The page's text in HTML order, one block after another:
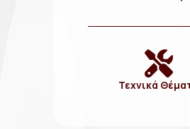
Τεχνικά